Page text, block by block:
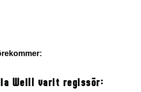
Weill varit regissör: